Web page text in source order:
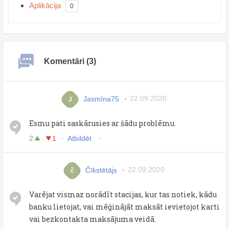
Aplikācija 0
Komentāri (3)
J Jasmīna75 22.09.2020
Esmu pati saskārusies ar šādu problēmu.
2 1 Atbildēt
č Čīkstētājs 22.09.2020
Varējat vismaz norādīt stacijas, kur tas notiek, kādu
banku lietojat, vai mēģinājāt maksāt ievietojot karti
vai bezkontakta maksājuma veidā.